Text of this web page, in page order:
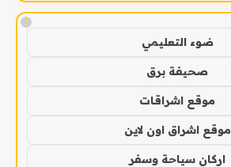
!
ضوء التعليمي
صحيفة برق
موقع اشراقات
موقع اشراق اون لاين
اركان سياحة وسفر